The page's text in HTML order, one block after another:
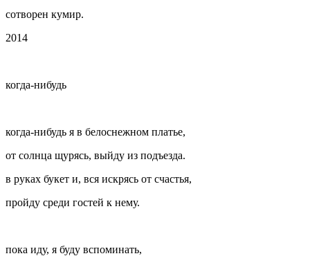
сотворен кумир.
2014
когда-нибудь
когда-нибудь я в белоснежном платье,
от солнца щурясь, выйду из подъезда.
в руках букет и, вся искрясь от счастья,
пройду среди гостей к нему.
пока иду, я буду вспоминать,